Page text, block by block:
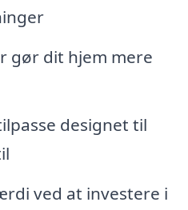
gør dit hjem mere
designet til
ved at investere i